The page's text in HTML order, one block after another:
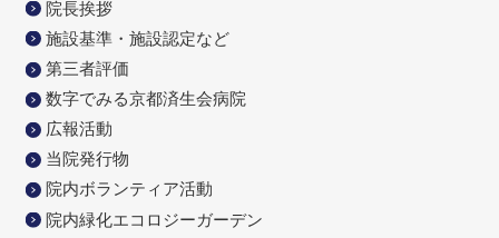
院長挨拶
施設基準・施設認定など
第三者評価
数字でみる京都済生会病院
広報活動
当院発行物
院内ボランティア活動
院内緑化エコロジーガーデン